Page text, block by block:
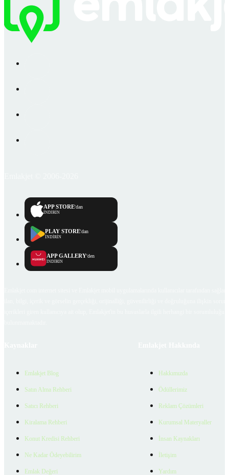
APP STORE'dan
İNDİRİN
PLAY STORE'dan
İNDİRİN
APP GALLERY'den
İNDİRİN
Emlakjet Blog
Satın Alma Rehberi
Satıcı Rehberi
Kiralama Rehberi
Konut Kredisi Rehberi
Ne Kadar Ödeyebilirim
Emlak Değeri
Hakkımızda
Ödüllerimiz
Reklam Çözümleri
Kurumsal Materyaller
İnsan Kaynakları
İletişim
Yardım